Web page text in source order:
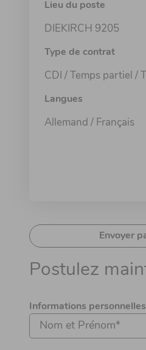
Lieu du poste
DIEKIRCH 9205
Type de contrat
CDI / Temps partiel /
Langues
Allemand / Français
Envoyer
Postulez
Informations personnelles